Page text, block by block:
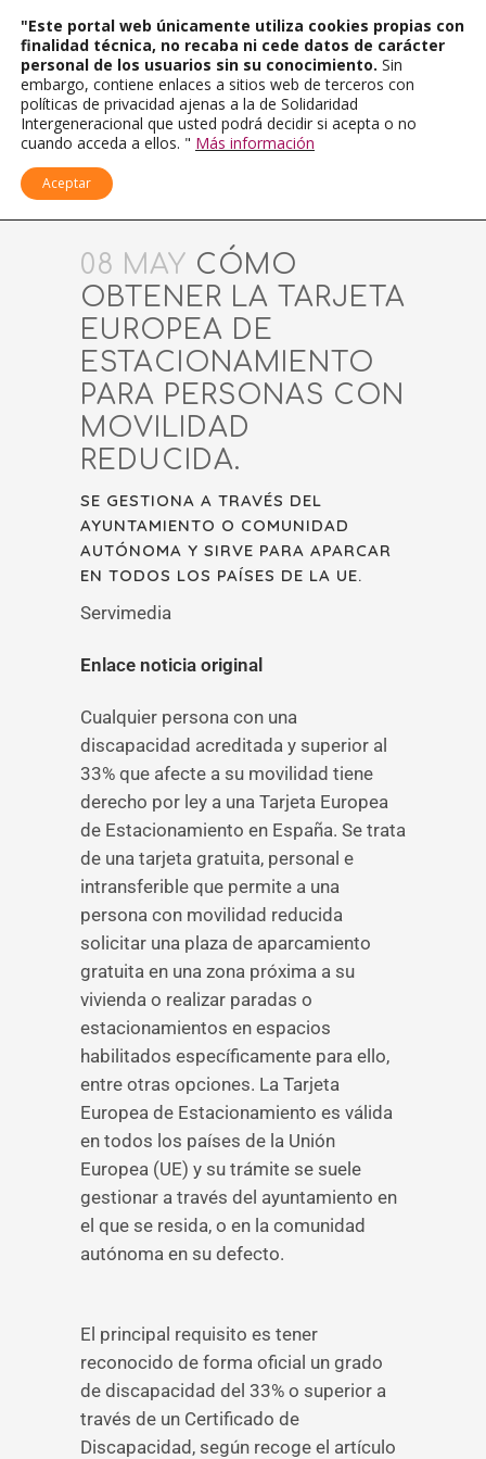
08 MAY CÓMO
OBTENER LA TARJETA
EUROPEA DE
ESTACIONAMIENTO
PARA PERSONAS CON
MOVILIDAD
REDUCIDA.
SE GESTIONA A TRAVÉS DEL
AYUNTAMIENTO O COMUNIDAD
AUTÓNOMA Y SIRVE PARA APARCAR
EN TODOS LOS PAÍSES DE LA UE.
Servimedia
Enlace noticia original
Cualquier persona con una
discapacidad acreditada y superior al
33% que afecte a su movilidad tiene
derecho por ley a una Tarjeta Europea
de Estacionamiento en España. Se trata
de una tarjeta gratuita, personal e
intransferible que permite a una
persona con movilidad reducida
solicitar una plaza de aparcamiento
gratuita en una zona próxima a su
vivienda o realizar paradas o
estacionamientos en espacios
habilitados específicamente para ello,
entre otras opciones. La Tarjeta
Europea de Estacionamiento es válida
en todos los países de la Unión
Europea (UE) y su trámite se suele
gestionar a través del ayuntamiento en
el que se resida, o en la comunidad
autónoma en su defecto.
El principal requisito es tener
reconocido de forma oficial un grado
de discapacidad del 33% o superior a
través de un Certificado de
Discapacidad, según recoge el artículo
"Este portal web únicamente utiliza cookies propias con
finalidad técnica, no recaba ni cede datos de carácter
personal de los usuarios sin su conocimiento. Sin
embargo, contiene enlaces a sitios web de terceros con
políticas de privacidad ajenas a la de Solidaridad
Intergeneracional que usted podrá decidir si acepta o no
cuando acceda a ellos. " Más información
Aceptar